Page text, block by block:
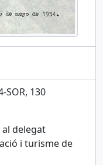
SOR, 130
delegat
i turisme de